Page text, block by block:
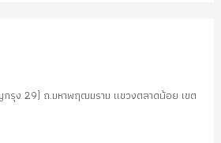
รุง 29) ถ.มหาพฤฒมราม แขวงตลาดน้อย เขต